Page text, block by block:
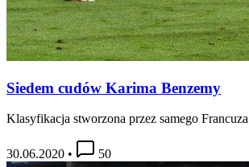
Siedem cudów Karima Benzemy
Klasyfikacja stworzona przez samego Francuza
30.06.2020 • 50